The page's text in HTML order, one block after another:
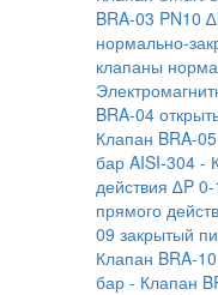
BRA-03 PN10
нормально-
клапаны
BRA-04
Клапан BRA-
бар AISI-304 -
действия ∆P
прямого
09 закрытый
Клапан BRA-
бар - Клапан